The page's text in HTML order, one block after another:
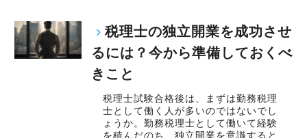
税理士の独立開業を成功させ
るには？今から準備しておくべ
きこと
税理士試験合格後は、まずは勤務税理
士として働く人が多いのではないでし
ょうか。勤務税理士として働いて経験
を積んだのち、独立開業を意識すると